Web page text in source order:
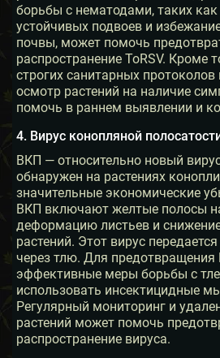
борьбы с нематодами, таких
устойчивых подвоев и
почвы, может помочь
распространение ToRSV. Кроме
строгих санитарных протоколов
осмотр растений на наличие
помочь в раннем выявлении и
4. Вирус конопляной
ВКП — относительно новый
обнаружен на растениях
значительные экономические
ВКП включают желтые полосы
деформацию листьев и
растений. Этот вирус
через тлю. Для
эффективные меры борьбы с
использовать инсектицидные
Регулярный мониторинг и
растений может помочь
распространение вируса.